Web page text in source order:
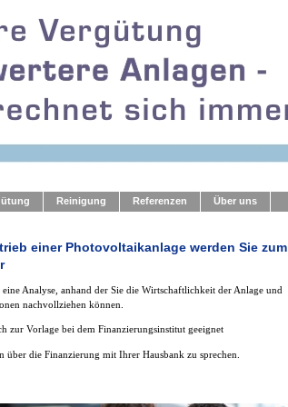
Reinigung Referenzen Über uns
einer Photovoltaikanlage werden Sie zum
Analyse, anhand der Sie die Wirtschaftlichkeit der Anlage und
nachvollziehen können.
zur Vorlage bei dem Finanzierungsinstitut geeignet
über die Finanzierung mit Ihrer Hausbank zu sprechen.